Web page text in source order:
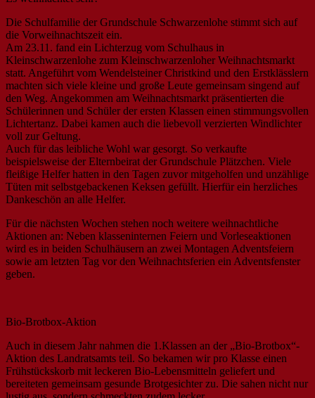
Die Schulfamilie der Grundschule Schwarzenlohe stimmt sich auf
die Vorweihnachtszeit ein.
Am 23.11. fand ein Lichterzug vom Schulhaus in
Kleinschwarzenlohe zum Kleinschwarzenloher Weihnachtsmarkt
statt. Angeführt vom Wendelsteiner Christkind und den Erstklässlern
machten sich viele kleine und große Leute gemeinsam singend auf
den Weg. Angekommen am Weihnachtsmarkt präsentierten die
Schülerinnen und Schüler der ersten Klassen einen stimmungsvollen
Lichtertanz. Dabei kamen auch die liebevoll verzierten Windlichter
voll zur Geltung.
Auch für das leibliche Wohl war gesorgt. So verkaufte
beispielsweise der Elternbeirat der Grundschule Plätzchen. Viele
fleißige Helfer hatten in den Tagen zuvor mitgeholfen und unzählige
Tüten mit selbstgebackenen Keksen gefüllt. Hierfür ein herzliches
Dankeschön an alle Helfer.
Für die nächsten Wochen stehen noch weitere weihnachtliche
Aktionen an: Neben klasseninternen Feiern und Vorleseaktionen
wird es in beiden Schulhäusern an zwei Montagen Adventsfeiern
sowie am letzten Tag vor den Weihnachtsferien ein Adventsfenster
geben.
Bio-Brotbox-Aktion
Auch in diesem Jahr nahmen die 1.Klassen an der „Bio-Brotbox“-
Aktion des Landratsamts teil. So bekamen wir pro Klasse einen
Frühstückskorb mit leckeren Bio-Lebensmitteln geliefert und
bereiteten gemeinsam gesunde Brotgesichter zu. Die sahen nicht nur